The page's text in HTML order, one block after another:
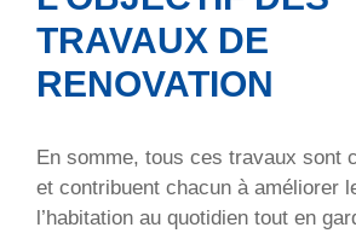
TRAVAUX DE
RENOVATION
En somme, tous ces travaux sont
et contribuent chacun à améliorer
l’habitation au quotidien tout en